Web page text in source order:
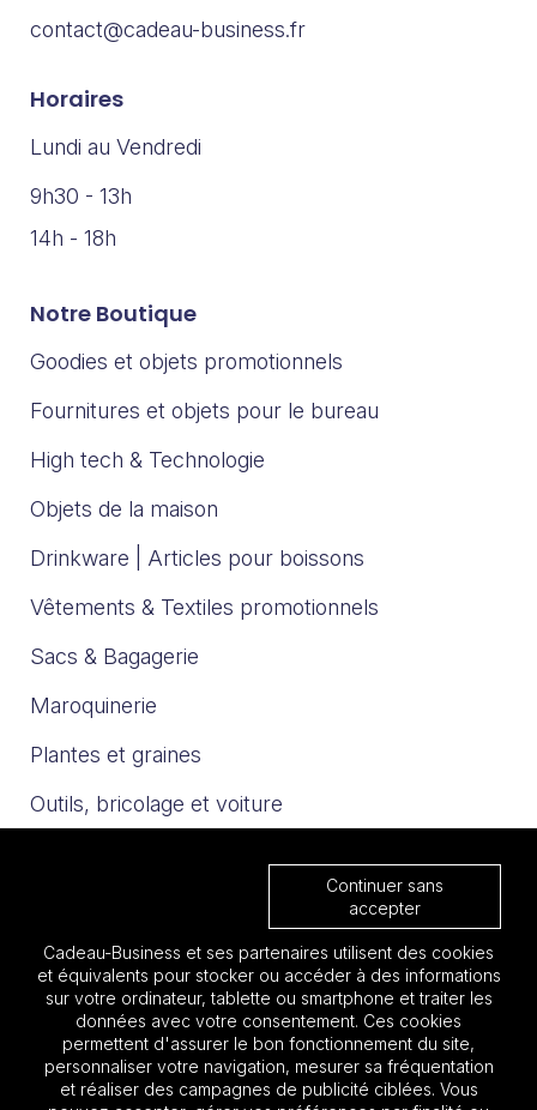
contact@cadeau-business.fr
Horaires
Lundi au Vendredi
9h30 - 13h
14h - 18h
Notre Boutique
Goodies et objets promotionnels
Fournitures et objets pour le bureau
High tech & Technologie
Objets de la maison
Drinkware | Articles pour boissons
Vêtements & Textiles promotionnels
Sacs & Bagagerie
Maroquinerie
Plantes et graines
Outils, bricolage et voiture
Nos catalogues
Les must 2025
Focus BTP
Continuer sans
accepter
Cadeau-Business et ses partenaires utilisent des cookies
et équivalents pour stocker ou accéder à des informations
sur votre ordinateur, tablette ou smartphone et traiter les
données avec votre consentement. Ces cookies
permettent d'assurer le bon fonctionnement du site,
personnaliser votre navigation, mesurer sa fréquentation
et réaliser des campagnes de publicité ciblées. Vous